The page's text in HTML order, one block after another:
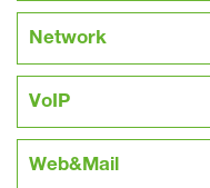
Network
VoIP
Web&Mail